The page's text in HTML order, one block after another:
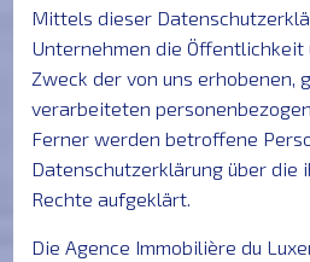
Mittels dieser
Unternehmen die Öffentlichkeit
Zweck der von uns erhobenen,
verarbeiteten
Ferner werden betroffene
Datenschutzerklärung über die
Rechte aufgeklärt.
Die Agence Immobilière du